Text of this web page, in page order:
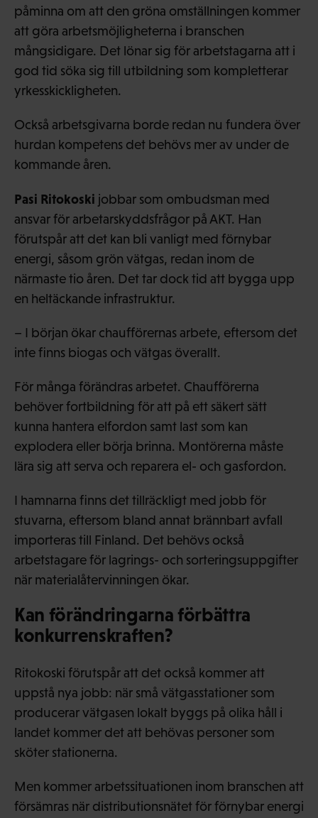
påminna om att den gröna omställningen kommer
att göra arbetsmöjligheterna i branschen
mångsidigare. Det lönar sig för arbetstagarna att i
god tid söka sig till utbildning som kompletterar
yrkesskickligheten.
Också arbetsgivarna borde redan nu fundera över
hurdan kompetens det behövs mer av under de
kommande åren.
Pasi Ritokoski jobbar som ombudsman med
ansvar för arbetarskyddsfrågor på AKT. Han
förutspår att det kan bli vanligt med förnybar
energi, såsom grön vätgas, redan inom de
närmaste tio åren. Det tar dock tid att bygga upp
en heltäckande infrastruktur.
– I början ökar chaufförernas arbete, eftersom det
inte finns biogas och vätgas överallt.
För många förändras arbetet. Chaufförerna
behöver fortbildning för att på ett säkert sätt
kunna hantera elfordon samt last som kan
explodera eller börja brinna. Montörerna måste
lära sig att serva och reparera el- och gasfordon.
I hamnarna finns det tillräckligt med jobb för
stuvarna, eftersom bland annat brännbart avfall
importeras till Finland. Det behövs också
arbetstagare för lagrings- och sorteringsuppgifter
när materialåtervinningen ökar.
Kan förändringarna förbättra
konkurrenskraften?
Ritokoski förutspår att det också kommer att
uppstå nya jobb: när små vätgasstationer som
producerar vätgasen lokalt byggs på olika håll i
landet kommer det att behövas personer som
sköter stationerna.
Men kommer arbetssituationen inom branschen att
försämras när distributionsnätet för förnybar energi